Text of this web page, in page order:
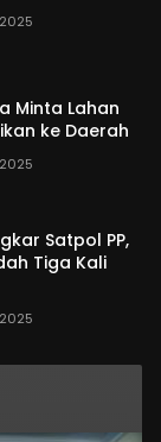
Minta Lahan
ke Daerah
Satpol PP,
Tiga Kali